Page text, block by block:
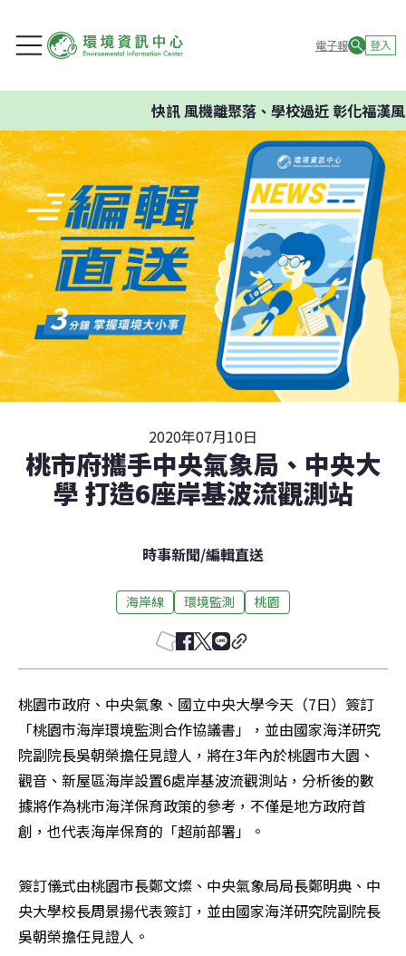
電子報 登入
快訊風機離聚落、學校過近 彰化福漢風
2020年07月10日
桃市府攜手中央氣象局、中央大
學 打造6座岸基波流觀測站
時事新聞/編輯直送
海岸線 環境監測 桃園
桃園市政府、中央氣象、國立中央大學今天（7日）簽訂
「桃園市海岸環境監測合作協議書」，並由國家海洋研究
院副院長吳朝榮擔任見證人，將在3年內於桃園市大園、
觀音、新屋區海岸設置6處岸基波流觀測站，分析後的數
據將作為桃市海洋保育政策的參考，不僅是地方政府首
創，也代表海岸保育的「超前部署」。
簽訂儀式由桃園市長鄭文燦、中央氣象局局長鄭明典、中
央大學校長周景揚代表簽訂，並由國家海洋研究院副院長
吳朝榮擔任見證人。